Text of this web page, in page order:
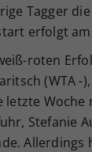
Tagger
erfolgt
roten
(WTA -
letzte
Stefanie